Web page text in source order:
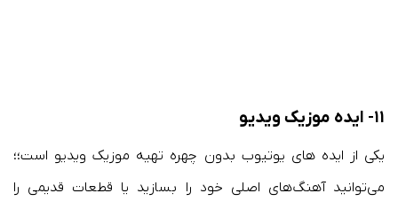
۱۱- ایده موزیک ویدیو
یکی از ایده های یوتیوب بدون چهره تهیه موزیک ویدیو است؛؛
می‌توانید آهنگ‌های اصلی خود را بسازید یا قطعات قدیمی را